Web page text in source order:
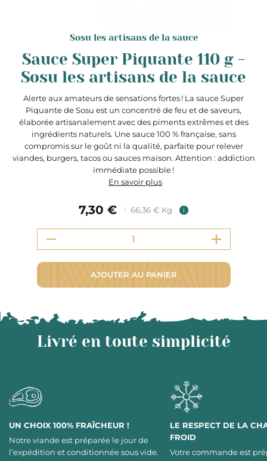
Sosu les artisans de la sauce
Sauce Super Piquante 110 g -
Sosu les artisans de la sauce
Alerte aux amateurs de sensations fortes ! La sauce Super
Piquante de Sosu est un concentré de feu et de saveurs,
élaborée artisanalement avec des piments extrêmes et des
ingrédients naturels. Une sauce 100 % française, sans
compromis sur le goût ni la qualité, parfaite pour relever
viandes, burgers, tacos ou sauces maison. Attention : addiction
immédiate possible !
En savoir plus
7,30 € 66,36 € Kg i
AJOUTER AU PANIER
Livré en toute simplicité
UN CHOIX 100% FRAÎCHEUR !
Notre viande est préparée le jour de
l’expédition et conditionnée sous vide.
LE RESPECT DE LA
FROID
Votre commande est